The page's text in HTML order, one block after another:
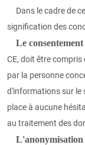
Dans le cadre de
signification des
Le
CE, doit être
par la personne
d'informations sur le
place à aucune
au traitement des
L'anonymisation